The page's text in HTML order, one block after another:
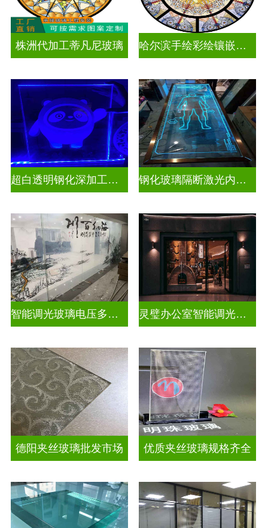
株洲代加工蒂凡尼玻璃 哈尔滨手绘彩绘镶嵌玻璃
超白透明钢化深加工激光内雕发光艺术玻璃 钢化玻璃隔断激光内雕精雕
智能调光玻璃电压多少合适 灵璧办公室智能调光玻璃厂商
德阳夹丝玻璃批发市场 优质夹丝玻璃规格齐全